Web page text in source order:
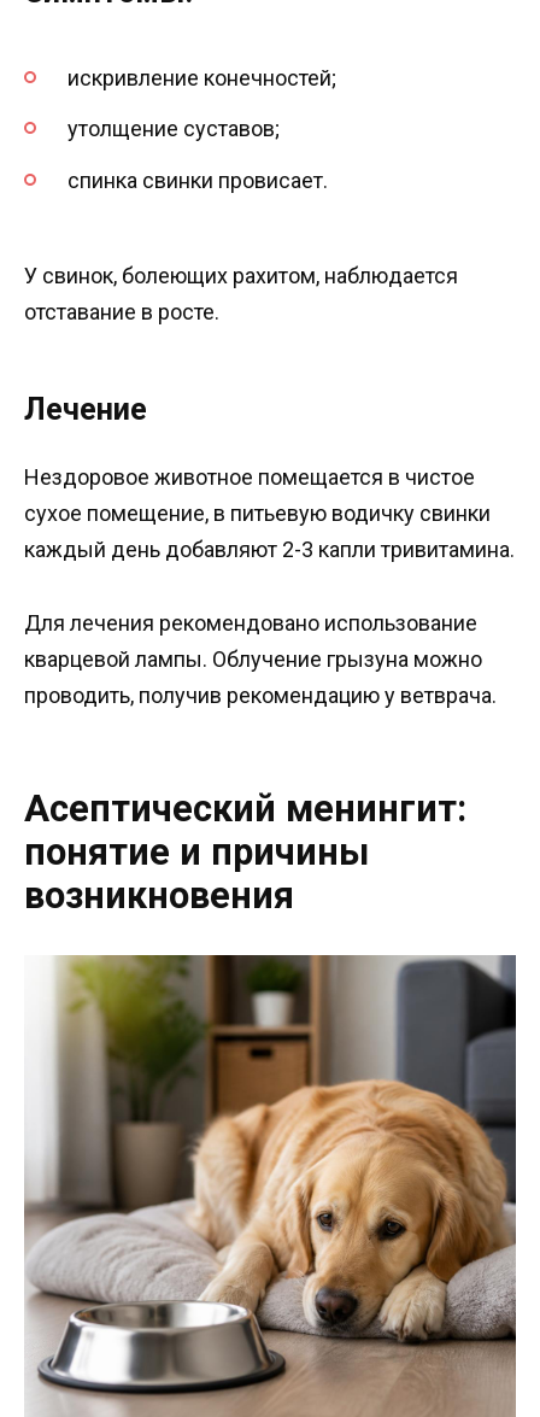
искривление конечностей;
утолщение суставов;
спинка свинки провисает.
У свинок, болеющих рахитом, наблюдается
отставание в росте.
Лечение
Нездоровое животное помещается в чистое
сухое помещение, в питьевую водичку свинки
каждый день добавляют 2-3 капли тривитамина.
Для лечения рекомендовано использование
кварцевой лампы. Облучение грызуна можно
проводить, получив рекомендацию у ветврача.
Асептический менингит:
понятие и причины
возникновения